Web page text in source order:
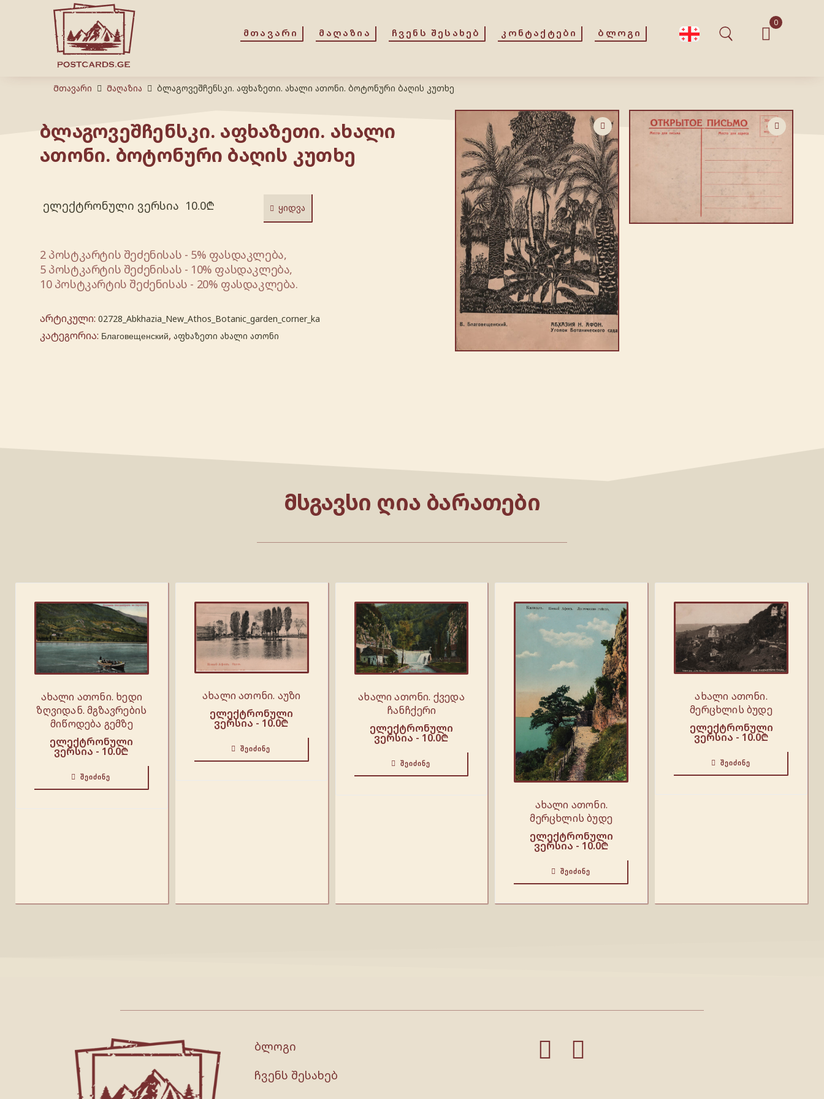
ᲛᲗᲐᲕᲐᲠᲘ ᲛᲐᲦᲐᲖᲘᲐ ᲩᲕᲔᲜᲡ ᲨᲔᲡᲐᲮᲔᲑ ᲙᲝᲜᲢᲐᲥᲢᲔᲑᲘ ᲑᲚᲝᲒᲘ
0
Მთავარი Მაღაზია ბლაგოვეშჩენსკი. აფხაზეთი. ახალი ათონი. ბოტონური ბაღის კუთხე
ბლაგოვეშჩენსკი. აფხაზეთი. ახალი
ათონი. ბოტონური ბაღის კუთხე
ელექტრონული ვერსია 10.0₾ ᲧᲘᲓᲕᲐ
2 პოსტკარტის შეძენისას - 5% ფასდაკლება,
5 პოსტკარტის შეძენისას - 10% ფასდაკლება,
10 პოსტკარტის შეძენისას - 20% ფასდაკლება.
არტიკული: 02728_Abkhazia_New_Athos_Botanic_garden_corner_ka
კატეგორია: Благовещенский, აფხაზეთი ახალი ათონი
ᲛᲡᲒᲐᲕᲡᲘ ᲦᲘᲐ ᲑᲐᲠᲐᲗᲔᲑᲘ
ახალი ათონი. ხედი
ზღვიდან. მგზავრების
მიწოდება გემზე
ელექტრონული
ვერსია - 10.0₾
ᲨᲔᲘᲫᲘᲜᲔ
ახალი ათონი. აუზი
ელექტრონული
ვერსია - 10.0₾
ᲨᲔᲘᲫᲘᲜᲔ
ახალი ათონი. ქვედა
ჩანჩქერი
ელექტრონული
ვერსია - 10.0₾
ᲨᲔᲘᲫᲘᲜᲔ
ახალი ათონი.
მერცხლის ბუდე
ელექტრონული
ვერსია - 10.0₾
ᲨᲔᲘᲫᲘᲜᲔ
ახალი ათონი.
მერცხლის ბუდე
ელექტრონული
ვერსია - 10.0₾
ᲨᲔᲘᲫᲘᲜᲔ
ბლოგი
ჩვენს შესახებ